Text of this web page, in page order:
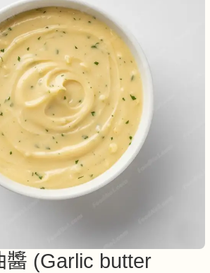
醬 (Garlic butter